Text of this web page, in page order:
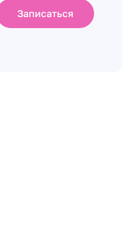
Записаться